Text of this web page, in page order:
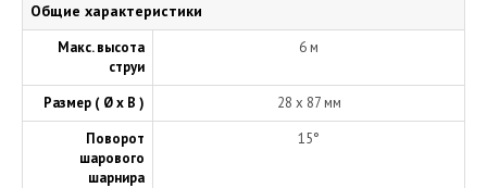
Общие характеристики
Макс. высота
струи
6 м
Размер ( Ø х В )
28 x 87 мм
Поворот
шарового
шарнира
15°